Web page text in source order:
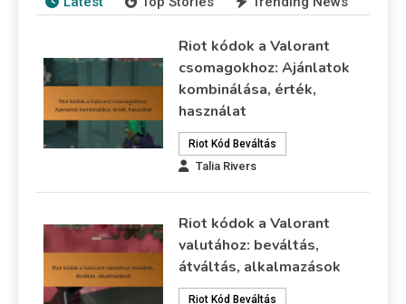
Riot kódok a Valorant
csomagokhoz: Ajánlatok
kombinálása, érték,
használat
Riot Kód Beváltás
Talia Rivers
Riot kódok a Valorant
valutához: beváltás,
átváltás, alkalmazások
Riot Kód Beváltás